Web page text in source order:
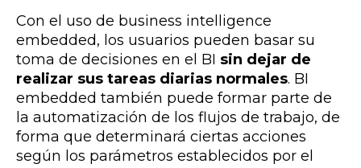
Con el uso de business intelligence
embedded, los usuarios pueden basar su
toma de decisiones en el BI sin dejar de
realizar sus tareas diarias normales. BI
embedded también puede formar parte de
la automatización de los flujos de trabajo, de
forma que determinará ciertas acciones
según los parámetros establecidos por el